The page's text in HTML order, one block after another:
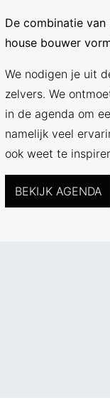
De combinatie
house bouwer
We nodigen je uit
zelvers. We
in de agenda om
namelijk veel
ook weet te
BEKIJK AGENDA